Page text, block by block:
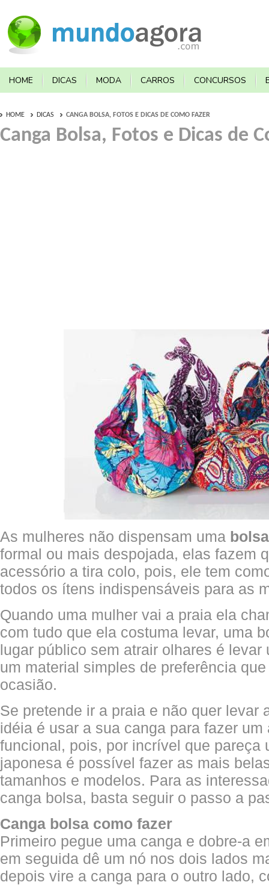
HOME DICAS MODA CARROS CONCURSOS
HOME DICAS CANGA BOLSA, FOTOS E DICAS DE COMO FAZER
Canga Bolsa, Fotos e Dicas de
As mulheres não dispensam uma bolsa
formal ou mais despojada, elas fazem
acessório a tira colo, pois, ele tem
todos os ítens indispensáveis para as
Quando uma mulher vai a praia ela
com tudo que ela costuma levar, uma
lugar público sem atrair olhares é
um material simples de preferência
ocasião.
Se pretende ir a praia e não quer levar
idéia é usar a sua canga para fazer
funcional, pois, por incrível que pareça
japonesa é possível fazer as mais
tamanhos e modelos. Para as
canga bolsa, basta seguir o passo a
Canga bolsa como fazer
Primeiro pegue uma canga e dobre-a
em seguida dê um nó nos dois lados
depois vire a canga para o outro lado,